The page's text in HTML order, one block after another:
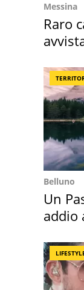
Messina
Raro
Belluno
Un
addio